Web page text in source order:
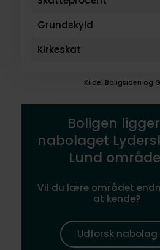
Grundskyld
Kirkeskat
Kilde: Boligsiden og
Boligen
nabolaget
Lund
Vil du lære området
at kende?
Udforsk nabolag